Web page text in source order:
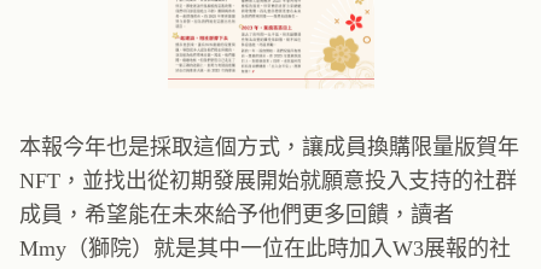
本報今年也是採取這個方式，讓成員換購限量版賀年
NFT，並找出從初期發展開始就願意投入支持的社群
成員，希望能在未來給予他們更多回饋，讀者
Mmy（獅院）就是其中一位在此時加入W3展報的社